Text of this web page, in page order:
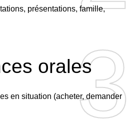
présentations, famille,
3
3
orales
en situation (acheter, demander